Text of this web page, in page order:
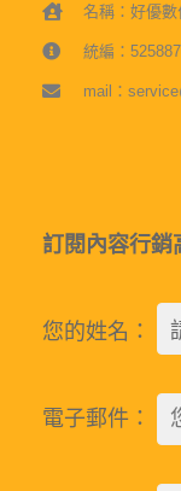
名稱：好優
統編：
mail：
訂閱內容行銷
您的姓名：
電子郵件：